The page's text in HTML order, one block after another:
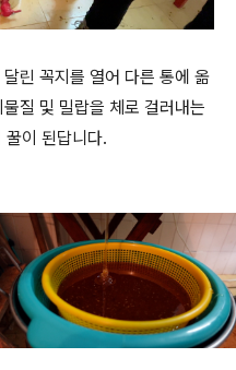
린 꼭지를 열어 다른 통에 옮
질 및 밀랍을 체로 걸러내는
이 된답니다.